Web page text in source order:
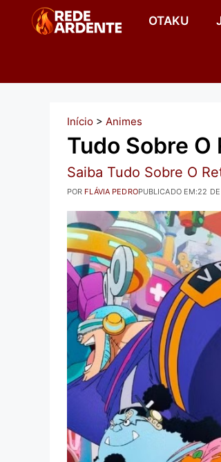
OTAKU
Início > Animes
Tudo Sobre O
Saiba Tudo Sobre O
PUBLICADO EM:22
POR FLÁVIA PEDRO